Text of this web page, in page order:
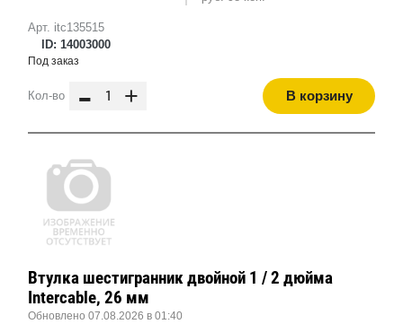
Арт. itc135515
ID: 14003000
Под заказ
Кол-во - + В корзину
Втулка шестигранник двойной 1 / 2 дюйма
Intercable, 26 мм
Обновлено 07.08.2026 в 01:40